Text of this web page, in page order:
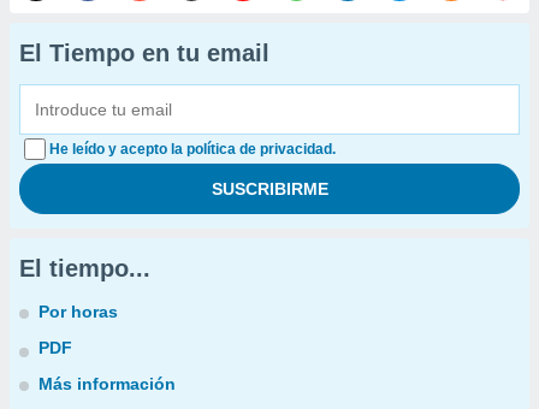
El Tiempo en tu email
He leído y acepto la política de privacidad.
El tiempo...
Por horas
PDF
Más información